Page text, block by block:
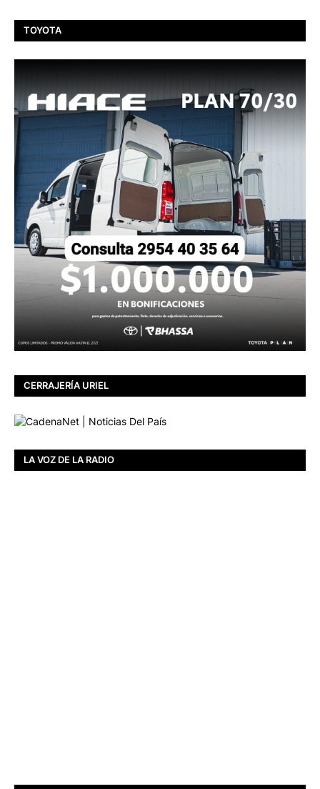
TOYOTA
CERRAJERÍA URIEL
LA VOZ DE LA RADIO